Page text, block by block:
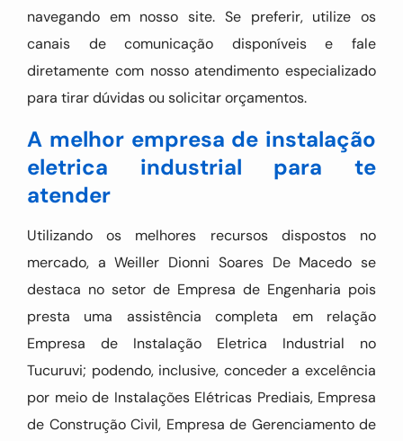
navegando em nosso site. Se preferir, utilize os
canais de comunicação disponíveis e fale
diretamente com nosso atendimento especializado
para tirar dúvidas ou solicitar orçamentos.
A melhor empresa de instalação
eletrica industrial para te
atender
Utilizando os melhores recursos dispostos no
mercado, a Weiller Dionni Soares De Macedo se
destaca no setor de Empresa de Engenharia pois
presta uma assistência completa em relação
Empresa de Instalação Eletrica Industrial no
Tucuruvi; podendo, inclusive, conceder a excelência
por meio de Instalações Elétricas Prediais, Empresa
de Construção Civil, Empresa de Gerenciamento de